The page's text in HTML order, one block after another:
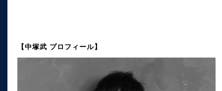
【中塚武 プロフィール】